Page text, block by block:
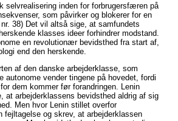
selvrealisering inden for forbrugersfæren på
som påvirker og blokerer for en
, nr. 38) Det vil altså sige, at samfundets
klasses ideer forhindrer modstand.
en revolutionær bevidsthed fra start af,
end den herskende.
af den danske arbejderklasse, som
autonome vender tingene på hovedet, fordi
dem kommer før forandringen. Lenin
at arbejderklassens bevidsthed aldrig af sig
Men hvor Lenin stillet overfor
fejltagelse og skrev, at arbejderklassen